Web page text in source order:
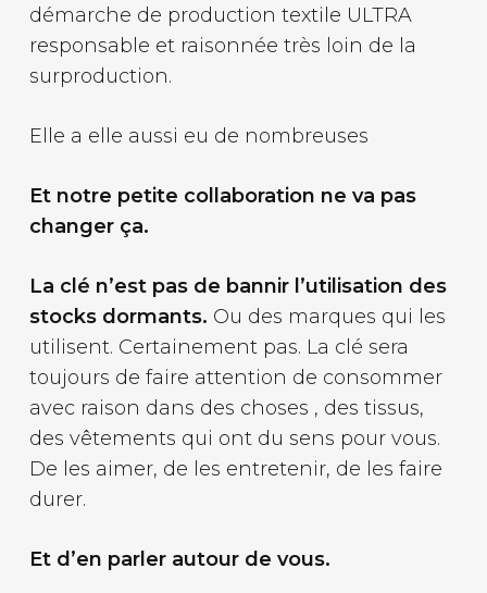
démarche de production textile ULTRA
responsable et raisonnée très loin de la
surproduction.
Elle a elle aussi eu de nombreuses
Et notre petite collaboration ne va pas
changer ça.
La clé n’est pas de bannir l’utilisation des
stocks dormants. Ou des marques qui les
utilisent. Certainement pas. La clé sera
toujours de faire attention de consommer
avec raison dans des choses , des tissus,
des vêtements qui ont du sens pour vous.
De les aimer, de les entretenir, de les faire
durer.
Et d’en parler autour de vous.